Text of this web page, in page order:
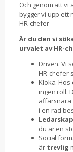
Och genom att vi
bygger vi upp ett
HR-chefer
Är du den vi
urvalet av HR-
Driven. Vi
HR-chefer
Kloka.
ingen roll.
affärsnära
i en rad
Ledarskap
du är en
Social
är trevlig